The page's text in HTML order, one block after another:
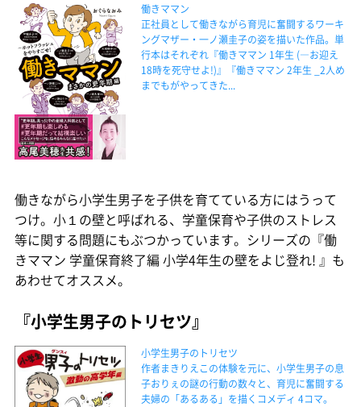
働きママン
正社員として働きながら育児に奮闘するワーキ
ングマザー・一ノ瀬圭子の姿を描いた作品。単
行本はそれぞれ『働きママン 1年生 (―お迎え
18時を死守せよ!)』『働きママン 2年生 _2人め
までもがやってきた...
働きながら小学生男子を子供を育てている方にはうって
つけ。小１の壁と呼ばれる、学童保育や子供のストレス
等に関する問題にもぶつかっています。シリーズの『働
きママン 学童保育終了編 小学4年生の壁をよじ登れ! 』も
あわせてオススメ。
『小学生男子のトリセツ』
小学生男子のトリセツ
作者まきりえこの体験を元に、小学生男子の息
子おりぇの謎の行動の数々と、育児に奮闘する
夫婦の「あるある」を描くコメディ 4コマ。